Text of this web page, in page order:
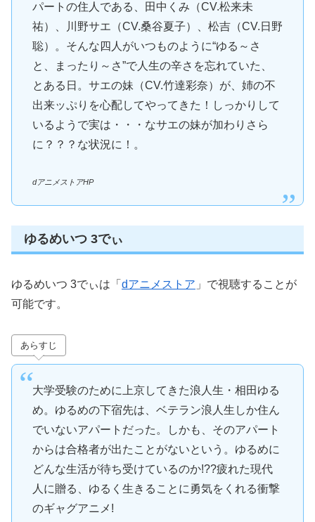
パートの住人である、田中くみ（CV.松来未
祐）、川野サエ（CV.桑谷夏子）、松吉（CV.日野
聡）。そんな四人がいつものように“ゆる～さ
と、まったり～さ”で人生の辛さを忘れていた、
とある日。サエの妹（CV.竹達彩奈）が、姉の不
出来ッぷりを心配してやってきた！しっかりして
いるようで実は・・・なサエの妹が加わりさら
に？？？な状況に！。
dアニメストアHP
ゆるめいつ 3でぃ
ゆるめいつ 3でぃは「 dアニメストア 」で視聴することが
可能です。
あらすじ
大学受験のために上京してきた浪人生・相田ゆる
め。ゆるめの下宿先は、ベテラン浪人生しか住ん
でいないアパートだった。しかも、そのアパート
からは合格者が出たことがないという。ゆるめに
どんな生活が待ち受けているのか!??疲れた現代
人に贈る、ゆるく生きることに勇気をくれる衝撃
のギャグアニメ!